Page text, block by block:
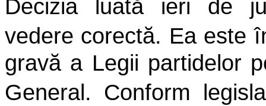
Decizia luată ieri de
vedere corectă. Ea este
gravă a Legii partidelor
General. Conform